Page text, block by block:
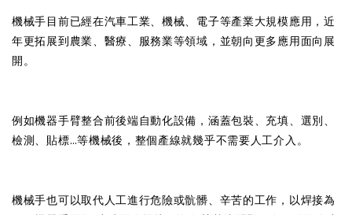
機械手目前已經在汽車工業、機械、電子等產業大規模應用，近
年更拓展到農業、醫療、服務業等領域，並朝向更多應用面向展
開。
例如機器手臂整合前後端自動化設備，涵蓋包裝、充填、選別、
檢測、貼標…等機械後，整個產線就幾乎不需要人工介入。
機械手也可以取代人工進行危險或骯髒、辛苦的工作，以焊接為